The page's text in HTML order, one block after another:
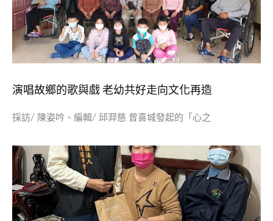
演唱故鄉的歌與戲 老幼共好走向文化再造
採訪/ 陳姿吟、編輯/ 邱羿慈 曾喜城發起的「心之